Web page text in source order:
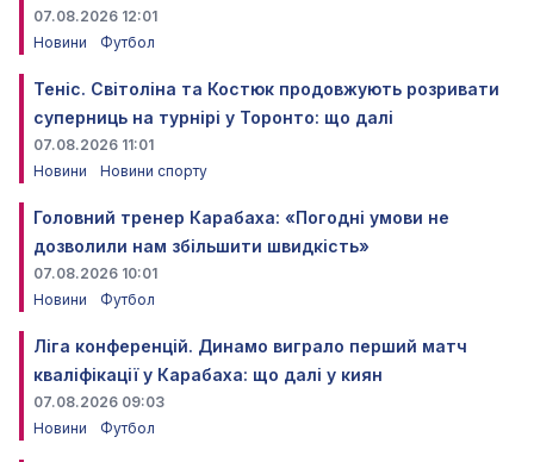
07.08.2026 12:01
Новини
Футбол
Теніс. Світоліна та Костюк продовжують розривати
суперниць на турнірі у Торонто: що далі
07.08.2026 11:01
Новини
Новини спорту
Головний тренер Карабаха: «Погодні умови не
дозволили нам збільшити швидкість»
07.08.2026 10:01
Новини
Футбол
Ліга конференцій. Динамо виграло перший матч
кваліфікації у Карабаха: що далі у киян
07.08.2026 09:03
Новини
Футбол